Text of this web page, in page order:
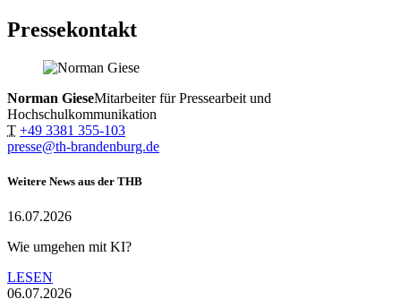
Pressekontakt
Norman GieseMitarbeiter für Pressearbeit und
Hochschulkommunikation
T +49 3381 355-103
presse@th-brandenburg.de
Weitere News aus der THB
16.07.2026
Wie umgehen mit KI?
LESEN
06.07.2026